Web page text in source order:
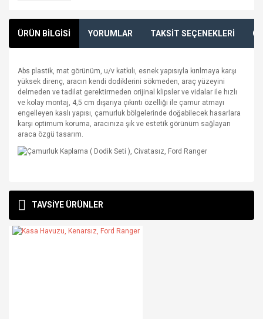
ÜRÜN BİLGİSİ YORUMLAR TAKSİT SEÇENEKLERİ
Abs plastik, mat görünüm, u/v katkılı, esnek yapısıyla kırılmaya karşı
yüksek direnç, aracın kendi dodiklerini sökmeden, araç yüzeyini
delmeden ve tadilat gerektirmeden orijinal klipsler ve vidalar ile hızlı
ve kolay montaj, 4,5 cm dışarıya çıkıntı özelliği ile çamur atmayı
engelleyen kaslı yapısı, çamurluk bölgelerinde doğabilecek hasarlara
karşı optimum koruma, aracınıza şık ve estetik görünüm sağlayan
araca özgü tasarım.
Bu ürüne ilk yorumu siz yapın!
kullanarak tarafımıza iletebilirsiniz.
Görüş ve önerileriniz için teşekkür ederiz.
TAVSİYE ÜRÜNLER